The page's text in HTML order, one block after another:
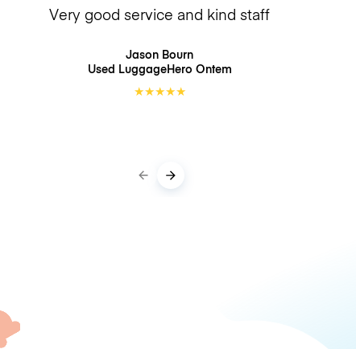
Very good service and kind staff
Jason Bourn
Used LuggageHero Ontem
★★★★★